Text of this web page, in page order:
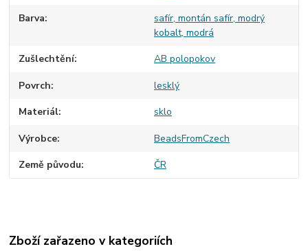
Barva
safír, montán safír, modrý
kobalt, modrá
Zušlechtění AB polopokov
Povrch lesklý
Materiál sklo
Výrobce BeadsFromCzech
Země původu ČR
Zboží zařazeno v kategoriích